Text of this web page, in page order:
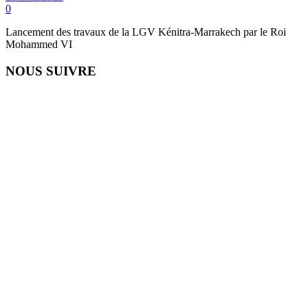
0
Lancement des travaux de la LGV Kénitra-Marrakech par le Roi
Mohammed VI
NOUS SUIVRE